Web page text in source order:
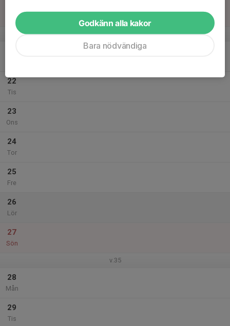
Sön
v.34
22
Tis
23
Ons
24
Tor
25
Fre
26
Lör
27
Sön
v.35
28
Mån
29
Tis
Godkänn alla kakor
Bara nödvändiga